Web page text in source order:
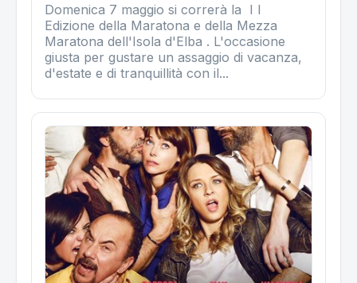
Domenica 7 maggio si correrà la I I
Edizione della Maratona e della Mezza
Maratona dell'Isola d'Elba . L'occasione
giusta per gustare un assaggio di vacanza,
d'estate e di tranquillità con il...